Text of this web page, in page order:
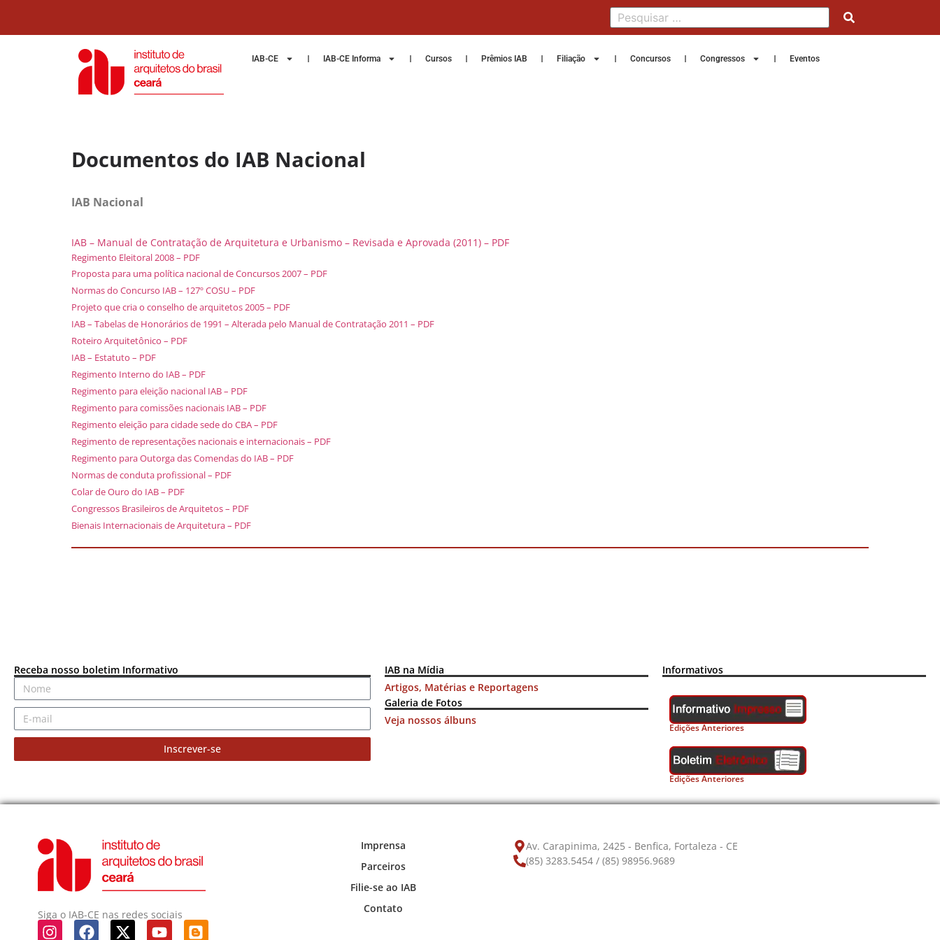
IAB-CE IAB-CE Informa Cursos Prêmios IAB Filiação Concursos Congressos Eventos
Documentos do IAB Nacional
IAB Nacional
IAB – Manual de Contratação de Arquitetura e Urbanismo – Revisada e Aprovada (2011) – PDF
Regimento Eleitoral 2008 – PDF
Proposta para uma política nacional de Concursos 2007 – PDF
Normas do Concurso IAB – 127º COSU – PDF
Projeto que cria o conselho de arquitetos 2005 – PDF
IAB – Tabelas de Honorários de 1991 – Alterada pelo Manual de Contratação 2011 – PDF
Roteiro Arquitetônico – PDF
IAB – Estatuto – PDF
Regimento Interno do IAB – PDF
Regimento para eleição nacional IAB – PDF
Regimento para comissões nacionais IAB – PDF
Regimento eleição para cidade sede do CBA – PDF
Regimento de representações nacionais e internacionais – PDF
Regimento para Outorga das Comendas do IAB – PDF
Normas de conduta profissional – PDF
Colar de Ouro do IAB – PDF
Congressos Brasileiros de Arquitetos – PDF
Bienais Internacionais de Arquitetura – PDF
Receba nosso boletim Informativo
Inscrever-se
IAB na Mídia
Artigos, Matérias e Reportagens
Galeria de Fotos
Veja nossos álbuns
Informativos
Edições Anteriores
Edições Anteriores
Siga o IAB-CE nas redes sociais
Imprensa
Parceiros
Filie-se ao IAB
Contato
Av. Carapinima, 2425 - Benfica, Fortaleza - CE
(85) 3283.5454 / (85) 98956.9689